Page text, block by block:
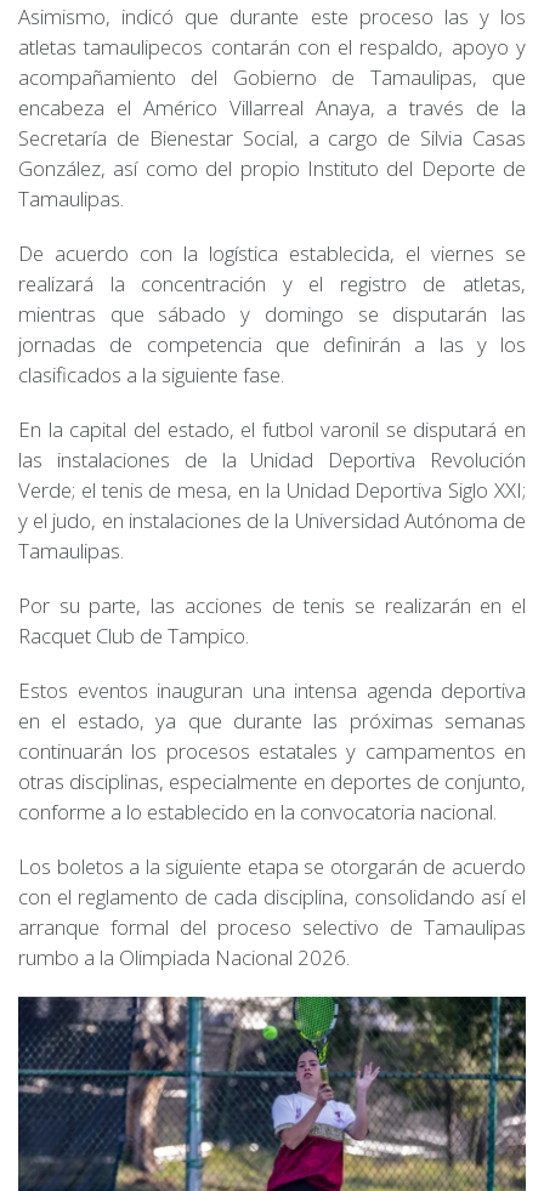
Asimismo, indicó que durante este proceso las y los
atletas tamaulipecos contarán con el respaldo, apoyo y
acompañamiento del Gobierno de Tamaulipas, que
encabeza el Américo Villarreal Anaya, a través de la
Secretaría de Bienestar Social, a cargo de Silvia Casas
González, así como del propio Instituto del Deporte de
Tamaulipas.
De acuerdo con la logística establecida, el viernes se
realizará la concentración y el registro de atletas,
mientras que sábado y domingo se disputarán las
jornadas de competencia que definirán a las y los
clasificados a la siguiente fase.
En la capital del estado, el futbol varonil se disputará en
las instalaciones de la Unidad Deportiva Revolución
Verde; el tenis de mesa, en la Unidad Deportiva Siglo XXI;
y el judo, en instalaciones de la Universidad Autónoma de
Tamaulipas.
Por su parte, las acciones de tenis se realizarán en el
Racquet Club de Tampico.
Estos eventos inauguran una intensa agenda deportiva
en el estado, ya que durante las próximas semanas
continuarán los procesos estatales y campamentos en
otras disciplinas, especialmente en deportes de conjunto,
conforme a lo establecido en la convocatoria nacional.
Los boletos a la siguiente etapa se otorgarán de acuerdo
con el reglamento de cada disciplina, consolidando así el
arranque formal del proceso selectivo de Tamaulipas
rumbo a la Olimpiada Nacional 2026.